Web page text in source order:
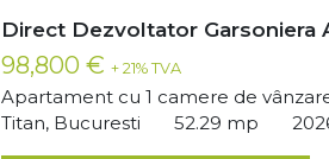
Direct Dezvoltator Garsoniera
98,800 € + 21% TVA
Apartament cu 1 camere de
Titan, Bucuresti
52.29 mp